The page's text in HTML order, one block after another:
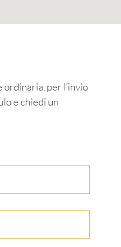
per l’invio
e chiedi un